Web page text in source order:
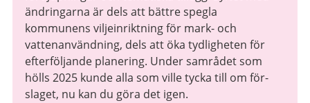
ändringarna är dels att bättre spegla
kommunens viljeinriktning för mark- och
vattenanvändning, dels att öka tydligheten för
efterföljande planering. Under samrådet som
hölls 2025 kunde alla som ville tycka till om för­
slaget, nu kan du göra det igen.